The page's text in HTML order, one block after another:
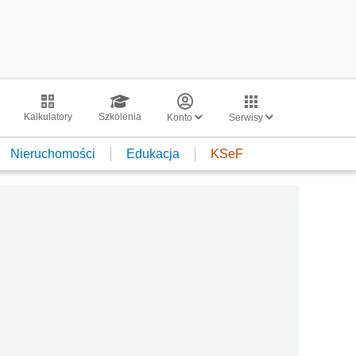
Kalkulatory Szkolenia Konto Serwisy
Nieruchomości Edukacja KSeF